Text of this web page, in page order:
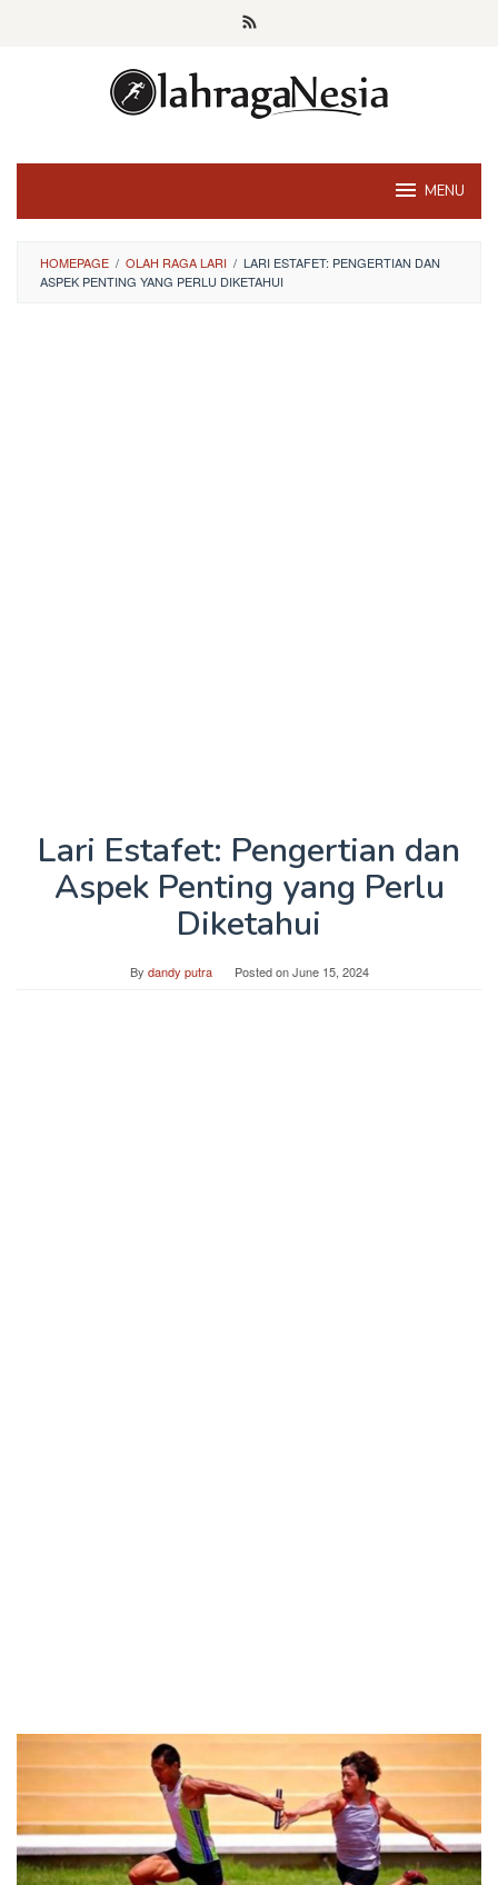
MENU
HOMEPAGE / OLAH RAGA LARI / LARI ESTAFET: PENGERTIAN DAN
ASPEK PENTING YANG PERLU DIKETAHUI
Lari Estafet: Pengertian dan
Aspek Penting yang Perlu
Diketahui
By dandy putra Posted onJune 15, 2024